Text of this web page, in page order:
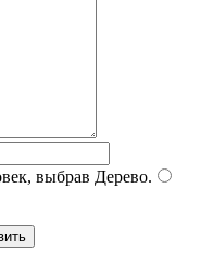
выбрав Дерево.